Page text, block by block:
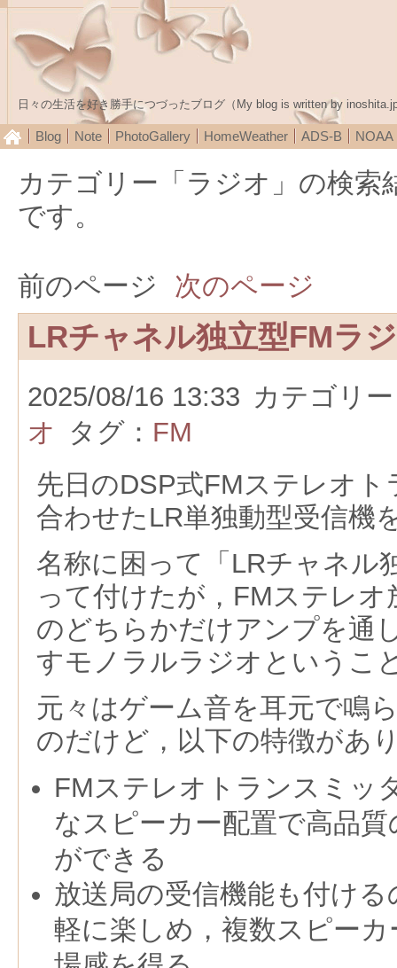
日々の生活を好き勝手につづったブログ（My blog is written by
Blog Note PhotoGallery HomeWeather ADS-B NOAA
カテゴリー「ラジオ」の検索
です。
前のページ 次のページ
LRチャネル独立型FMラ
2025/08/16 13:33 カテゴリ
オ
タグ： FM
先日のDSP式FMステレオ
合わせたLR単独動型受信機
名称に困って「LRチャネル
って付けたが，FMステレ
のどちらかだけアンプを通
すモノラルラジオというこ
元々はゲーム音を耳元で鳴
のだけど，以下の特徴があ
FMステレオトランスミッ
なスピーカー配置で高品
ができる
放送局の受信機能も付け
軽に楽しめ，複数スピー